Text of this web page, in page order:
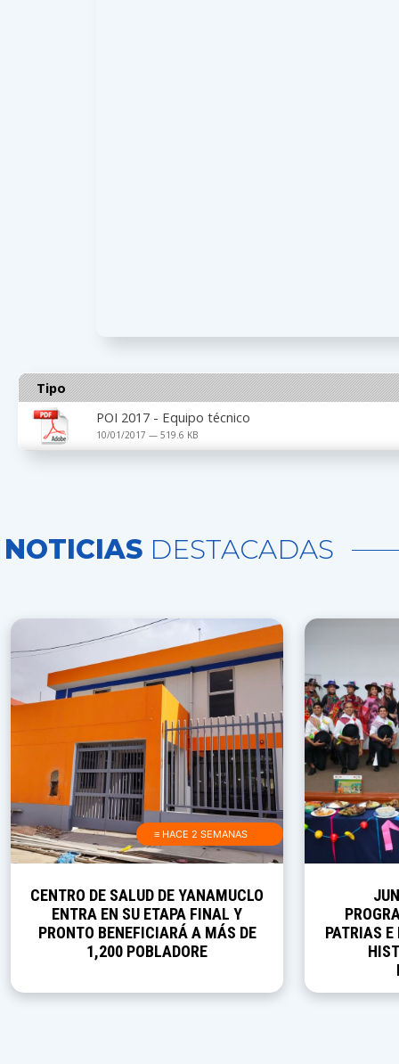
Tipo
POI 2017 - Equipo técnico
10/01/2017 — 519.6 KB
NOTICIAS DESTACADAS
≡ HACE 2 SEMANAS
CENTRO DE SALUD DE YANAMUCLO
ENTRA EN SU ETAPA FINAL Y
PRONTO BENEFICIARÁ A MÁS DE
1,200 POBLADORE
PATRIAS